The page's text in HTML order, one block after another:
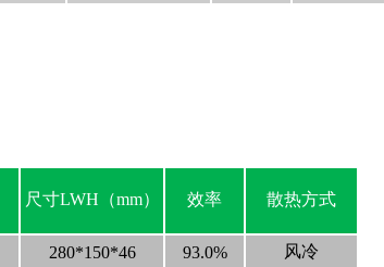
尺寸LWH（mm） 效率 散热方式
280*150*46 93.0% 风冷